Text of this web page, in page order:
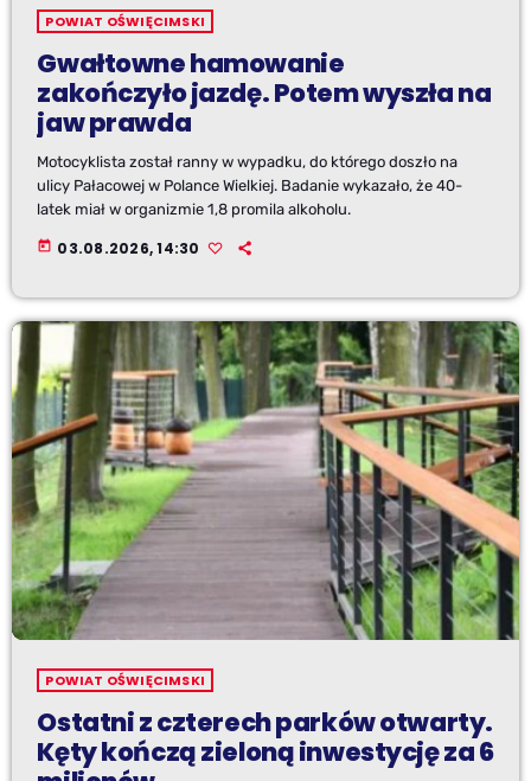
POWIAT OŚWIĘCIMSKI
Gwałtowne hamowanie
zakończyło jazdę. Potem wyszła na
jaw prawda
Motocyklista został ranny w wypadku, do którego doszło na
ulicy Pałacowej w Polance Wielkiej. Badanie wykazało, że 40-
latek miał w organizmie 1,8 promila alkoholu.
today 03.08.2026, 14:30
POWIAT OŚWIĘCIMSKI
Ostatni z czterech parków otwarty.
Kęty kończą zieloną inwestycję za 6